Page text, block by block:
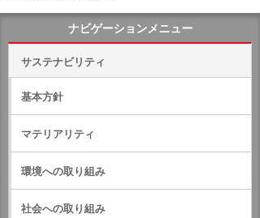
ナビゲーションメニュー
サステナビリティ
基本方針
マテリアリティ
環境への取り組み
社会への取り組み